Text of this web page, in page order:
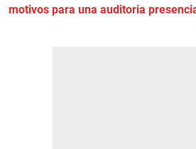
motivos para una auditoria